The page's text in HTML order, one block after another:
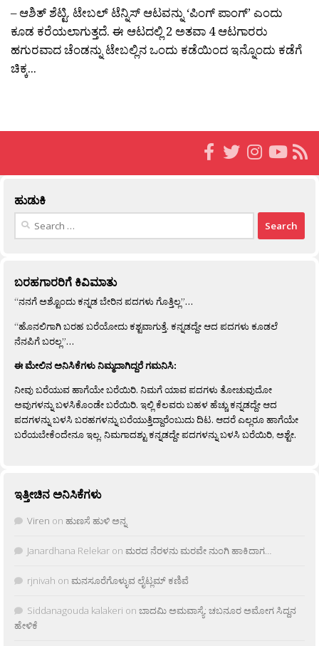
– ಆಶಿತ್ ಶೆಟ್ಟಿ. ಟೇಬಲ್ ಟೆನ್ನಿಸ್ ಆಟವನ್ನು ‘ಪಿಂಗ್ ಪಾಂಗ್’ ಎಂದು
ಕೂಡ ಕರೆಯಲಾಗುತ್ತದೆ. ಈ ಆಟದಲ್ಲಿ 2 ಅತವಾ 4 ಆಟಗಾರರು
ಹಗುರವಾದ ಚೆಂಡನ್ನು ಟೇಬಲ್ಲಿನ ಒಂದು ಕಡೆಯಿಂದ ಇನ್ನೊಂದು ಕಡೆಗೆ
ಚಿಕ್ಕ...
ಹುಡುಕಿ
Search
ಬರಹಗಾರರಿಗೆ ಕಿವಿಮಾತು
“ನನಗೆ ಅಶ್ಟೊಂದು ಕನ್ನಡ ಬೇರಿನ ಪದಗಳು ಗೊತ್ತಿಲ್ಲ”…
“ಹೊನಲಿಗಾಗಿ ಬರಹ ಬರೆಯೋದು ಕಶ್ಟವಾಗುತ್ತೆ. ಕನ್ನಡದ್ದೇ ಆದ ಪದಗಳು ಕೂಡಲೆ
ನೆನಪಿಗೆ ಬರಲ್ಲ”…
ಈ ಮೇಲಿನ ಅನಿಸಿಕೆಗಳು ನಿಮ್ಮದಾಗಿದ್ದರೆ ಗಮನಿಸಿ:
ನೀವು ಬರೆಯುವ ಹಾಗೆಯೇ ಬರೆಯಿರಿ. ನಿಮಗೆ ಯಾವ ಪದಗಳು ತೋಚುವುದೋ
ಅವುಗಳನ್ನು ಬಳಸಿಕೊಂಡೇ ಬರೆಯಿರಿ. ಇಲ್ಲಿ ಕೆಲವರು ಬಹಳ ಹೆಚ್ಚು ಕನ್ನಡದ್ದೇ ಆದ
ಪದಗಳನ್ನು ಬಳಸಿ ಬರಹಗಳನ್ನು ಬರೆಯುತ್ತಿದ್ದಾರೆಂಬುದು ದಿಟ. ಆದರೆ ಎಲ್ಲರೂ ಹಾಗೆಯೇ
ಬರೆಯಬೇಕೆಂದೇನೂ ಇಲ್ಲ. ನಿಮಗಾದಶ್ಟು ಕನ್ನಡದ್ದೇ ಪದಗಳನ್ನು ಬಳಸಿ ಬರೆಯಿರಿ, ಅಶ್ಟೇ.
ಇತ್ತೀಚಿನ ಅನಿಸಿಕೆಗಳು
Viren on ಹುಣಸೆ ಹುಳಿ ಅನ್ನ
Janardhana Relekar on ಮರದ ನೆರಳನು ಮರವೇ ನುಂಗಿ ಹಾಕಿದಾಗ…
rjnivah on ಮನಸೂರೆಗೊಳ್ಳುವ ಲೈಟ್ಲಮ್ ಕಣಿವೆ
Siddanagouda kalakeri on ಬಾದಮಿ ಅಮವಾಸ್ಯೆ: ಚಬನೂರ ಅಮೋಗ ಸಿದ್ದನ
ಹೇಳಿಕೆ